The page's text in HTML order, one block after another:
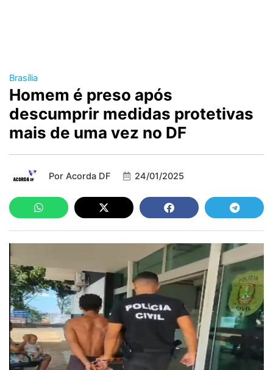
Brasília
Homem é preso após
descumprir medidas protetivas
mais de uma vez no DF
Por Acorda DF 24/01/2025